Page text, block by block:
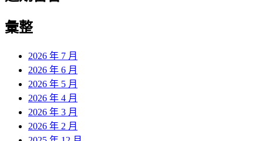
彙整
2026 年 7 月
2026 年 6 月
2026 年 5 月
2026 年 4 月
2026 年 3 月
2026 年 2 月